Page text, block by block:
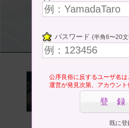
パスワード (半角6〜20
公序良俗に反するユーザ名は
運営が発見次第、アカウント
既に